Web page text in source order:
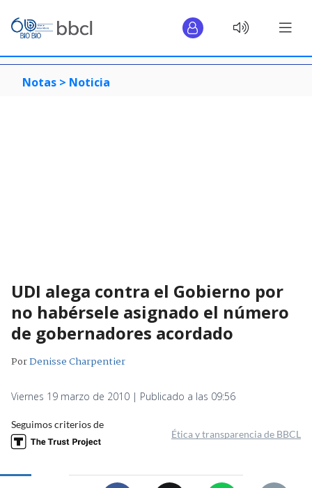
Notas > Noticia
UDI alega contra el Gobierno por
no habérsele asignado el número
de gobernadores acordado
PorDenisse Charpentier
Viernes 19 marzo de 2010 | Publicado a las 09:56
Seguimos criterios de
Ética y transparencia de BBCL